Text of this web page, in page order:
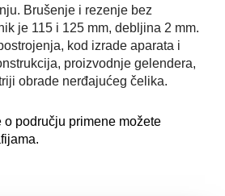
Brušenje i rezenje bez
je 115 i 125 mm, debljina 2 mm.
kod izrade aparata i
proizvodnje gelendera,
obrade nerđajućeg čelika.
o području primene možete